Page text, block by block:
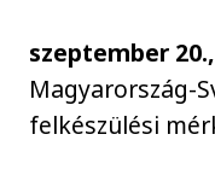
szeptember
Magyarország-
felkészülési